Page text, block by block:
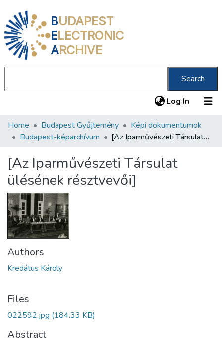
BUDAPEST
ELECTRONIC
ARCHIVE
Search
Log In (current)
Communities & Collections
Statistics
About us
Home Budapest Gyűjtemény
Képi dokumentumok
Budapest-képarchívum
[Az Iparművészeti Társulat ülésének résztvevői]
[Az Iparművészeti Társulat
ülésének résztvevői]
Authors
Kredátus Károly
Files
022592.jpg (184.33 KB)
Abstract